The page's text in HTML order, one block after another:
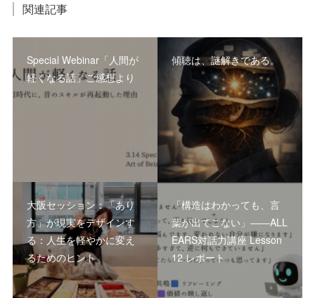
関連記事
Special Webinar「人間が
軽くなる話」ご感想より
傾聴は、謎解きである。
大阪セッション：「あり
方」が現実をデザインす
る：人生を軽やかに変え
るためのヒント
「構造はわかっても、言
葉が出てこない」――ALL
EARS対話力講座 Lesson
12 レポート